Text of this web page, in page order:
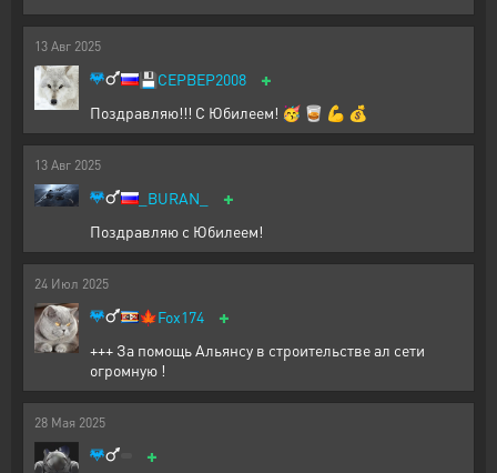
13 Авг 2025
💾CEPBEP2008 +
Поздравляю!!! С Юбилеем! 🥳 🥃 💪 💰
13 Авг 2025
_BURAN_ +
Поздравляю с Юбилеем!
24 Июл 2025
🍁Fox174 +
+++ За помощь Альянсу в строительстве ал сети
огромную !
28 Мая 2025
+